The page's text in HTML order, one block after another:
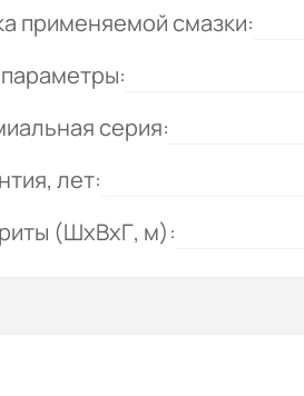
применяемой смазки:
серия:
лет:
(ШхВхГ, м):